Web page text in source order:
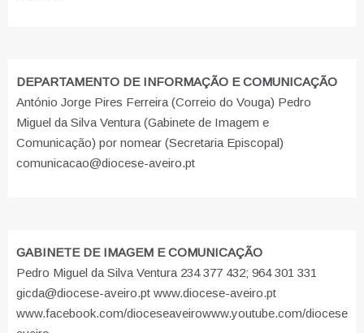
DEPARTAMENTO DE INFORMAÇÃO E COMUNICAÇÃO
António Jorge Pires Ferreira (Correio do Vouga) Pedro
Miguel da Silva Ventura (Gabinete de Imagem e
Comunicação) por nomear (Secretaria Episcopal)
comunicacao@diocese-aveiro.pt
GABINETE DE IMAGEM E COMUNICAÇÃO
Pedro Miguel da Silva Ventura 234 377 432; 964 301 331
gicda@diocese-aveiro.pt www.diocese-aveiro.pt
www.facebook.com/dioceseaveirowww.youtube.com/diocese